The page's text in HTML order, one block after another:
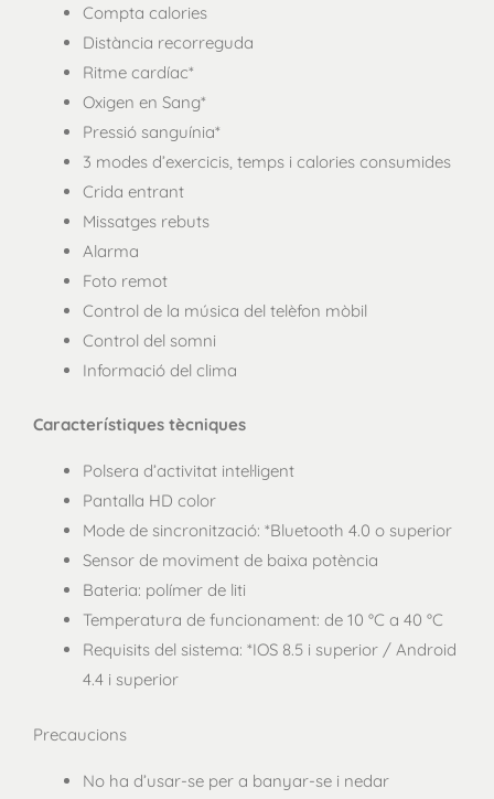
Compta calories
Distància recorreguda
Ritme cardíac*
Oxigen en Sang*
Pressió sanguínia*
3 modes d’exercicis, temps i calories consumides
Crida entrant
Missatges rebuts
Alarma
Foto remot
Control de la música del telèfon mòbil
Control del somni
Informació del clima
Característiques tècniques
Polsera d’activitat intel·ligent
Pantalla HD color
Mode de sincronització: *Bluetooth 4.0 o superior
Sensor de moviment de baixa potència
Bateria: polímer de liti
Temperatura de funcionament: de 10 °C a 40 °C
Requisits del sistema: *IOS 8.5 i superior / Android
4.4 i superior
Precaucions
No ha d’usar-se per a banyar-se i nedar